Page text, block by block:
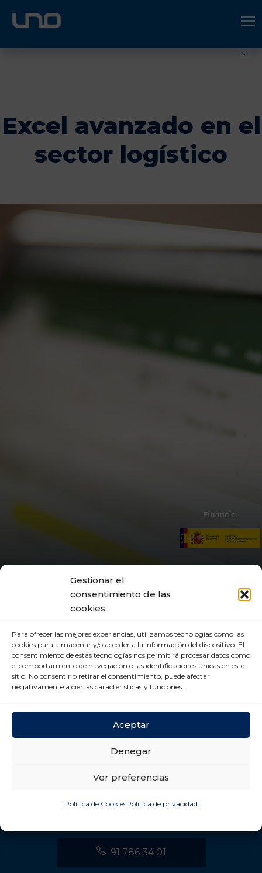
Gestionar el
consentimiento de las
cookies
Para ofrecer las mejores experiencias, utilizamos tecnologías como las
cookies para almacenar y/o acceder a la información del dispositivo. El
consentimiento de estas tecnologías nos permitirá procesar datos como
el comportamiento de navegación o las identificaciones únicas en este
sitio. No consentir o retirar el consentimiento, puede afectar
negativamente a ciertas características y funciones.
Aceptar
Denegar
Ver preferencias
Política de CookiesPolítica de privacidad
ÚNETE A UNO LOGÍSTICA
Excel avanzado en el
sector logístico
CENTRO DE TRANSPORTES DE COSLADA
C/ Luxemburgo, 2, módulo 2, 2ª planta 28821
info@unologistica.org
91 786 34 01